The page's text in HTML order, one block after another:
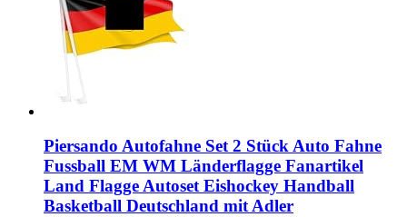
Piersando Autofahne Set 2 Stück Auto Fahne
Fussball EM WM Länderflagge Fanartikel
Land Flagge Autoset Eishockey Handball
Basketball Deutschland mit Adler